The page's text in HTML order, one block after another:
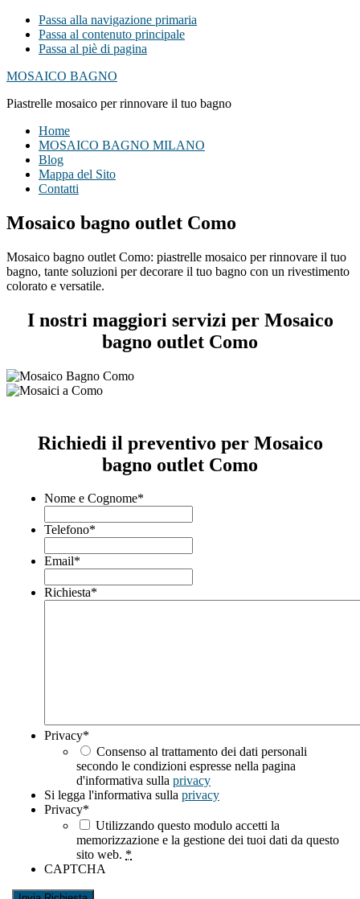
Passa alla navigazione primaria
Passa al contenuto principale
Passa al piè di pagina
MOSAICO BAGNO
Piastrelle mosaico per rinnovare il tuo bagno
Home
MOSAICO BAGNO MILANO
Blog
Mappa del Sito
Contatti
Mosaico bagno outlet Como
Mosaico bagno outlet Como: piastrelle mosaico per rinnovare il tuo
bagno, tante soluzioni per decorare il tuo bagno con un rivestimento
colorato e versatile.
I nostri maggiori servizi per Mosaico
bagno outlet Como
Richiedi il preventivo per Mosaico
bagno outlet Como
Nome e Cognome*
Telefono*
Email*
Richiesta*
Privacy*
Consenso al trattamento dei dati personali
secondo le condizioni espresse nella pagina
d'informativa sulla privacy
Si legga l'informativa sulla privacy
Privacy*
Utilizzando questo modulo accetti la
memorizzazione e la gestione dei tuoi dati da questo
sito web. *
CAPTCHA